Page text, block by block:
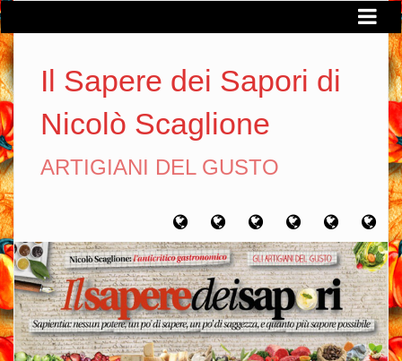
Il Sapere dei Sapori di
Nicolò Scaglione
ARTIGIANI DEL GUSTO
Home Chi
sono
Artigiani
del
gusto
Viaggi
del
gusto
Filosofia
del
gusto